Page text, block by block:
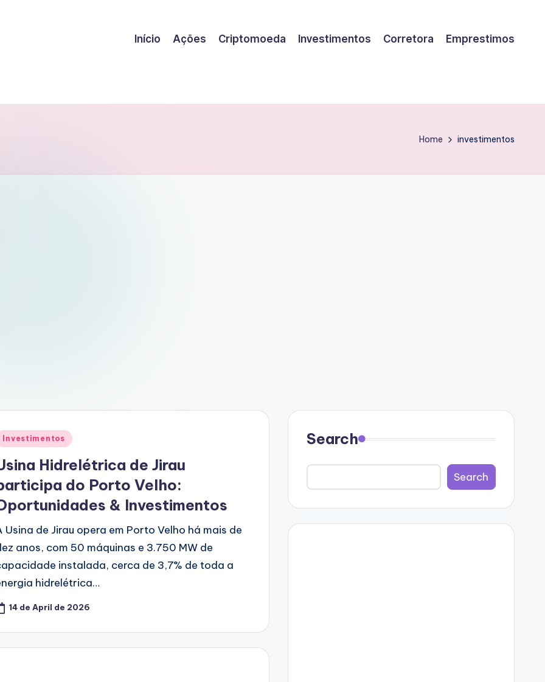
Início Ações Criptomoeda Investimentos Corretora Emprestimos
Home investimentos
Investimentos
Hidrelétrica de Jirau
do Porto Velho:
& Investimentos
Usina de Jirau opera em Porto Velho há mais de
anos, com 50 máquinas e 3.750 MW de
instalada, cerca de 3,7% de toda a
hidrelétrica…
14 de April de 2026
Search
Search